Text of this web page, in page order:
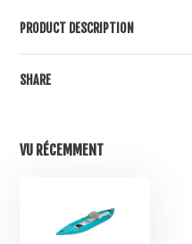
PRODUCT DESCRIPTION
SHARE
VU RÉCEMMENT